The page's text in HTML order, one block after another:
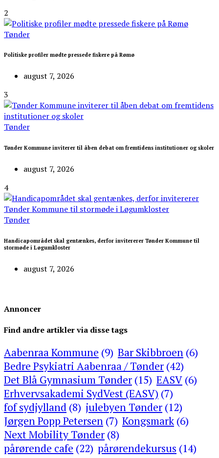
2
Tønder
Politiske profiler mødte pressede fiskere på Rømø
august 7, 2026
3
Tønder
Tønder Kommune inviterer til åben debat om fremtidens institutioner og skoler
august 7, 2026
4
Tønder
Handicapområdet skal gentænkes, derfor invitererer Tønder Kommune til
stormøde i Løgumkloster
august 7, 2026
Annoncer
Find andre artikler via disse tags
Aabenraa Kommune (9) Bar Skibbroen (6)
Bedre Psykiatri Aabenraa / Tønder (42)
Det Blå Gymnasium Tønder (15) EASV (6)
Erhvervsakademi SydVest (EASV) (7)
fof sydjylland (8) julebyen Tønder (12)
Jørgen Popp Petersen (7) Kongsmark (6)
Next Mobility Tønder (8)
pårørende cafe (22) pårørendekursus (14)